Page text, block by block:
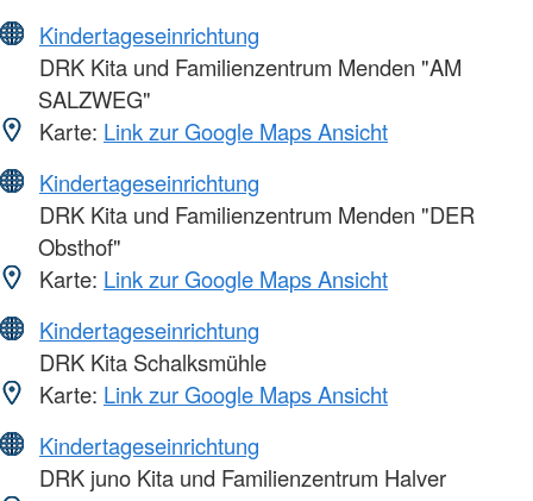
Kindertageseinrichtung
DRK Kita und Familienzentrum Menden "AM
SALZWEG"
Karte: Link zur Google Maps Ansicht
Kindertageseinrichtung
DRK Kita und Familienzentrum Menden "DER
Obsthof"
Karte: Link zur Google Maps Ansicht
Kindertageseinrichtung
DRK Kita Schalksmühle
Karte: Link zur Google Maps Ansicht
Kindertageseinrichtung
DRK juno Kita und Familienzentrum Halver